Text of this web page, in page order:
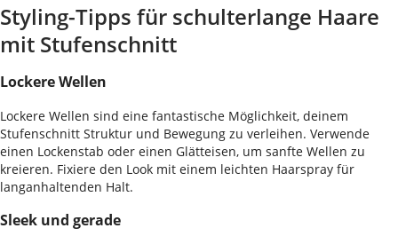
Styling-Tipps für schulterlange Haare
mit Stufenschnitt
Lockere Wellen
Lockere Wellen sind eine fantastische Möglichkeit, deinem
Stufenschnitt Struktur und Bewegung zu verleihen. Verwende
einen Lockenstab oder einen Glätteisen, um sanfte Wellen zu
kreieren. Fixiere den Look mit einem leichten Haarspray für
langanhaltenden Halt.
Sleek und gerade